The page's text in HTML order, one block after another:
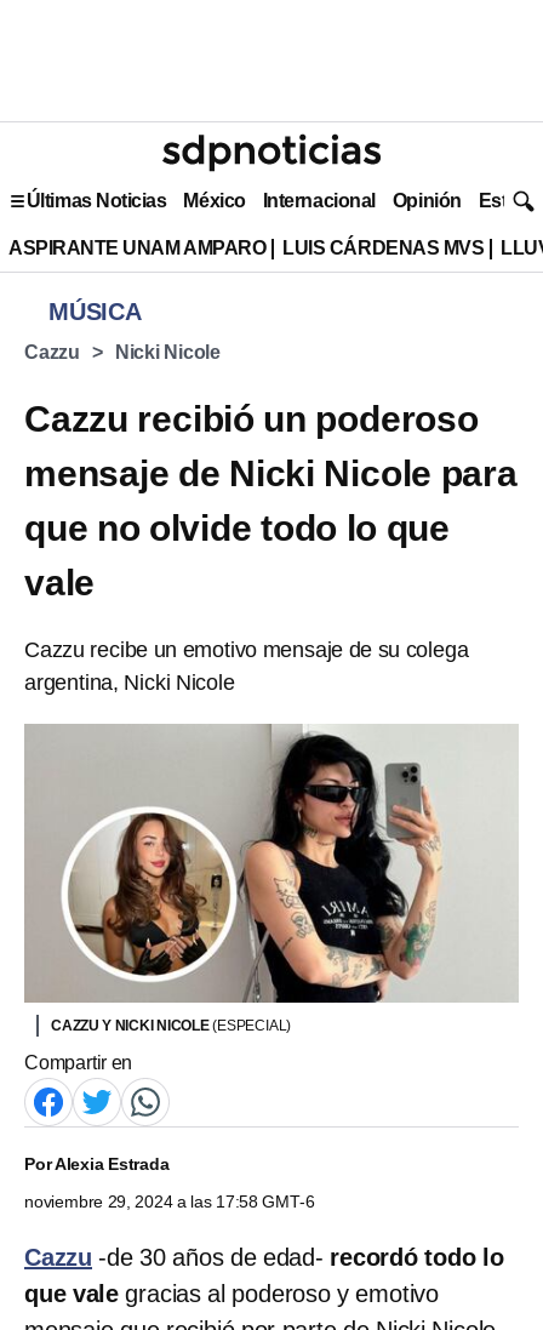
Últimas Noticias México Internacional Opinión Estilo
ASPIRANTE UNAM AMPARO LUIS CÁRDENAS MVS
MÚSICA
Cazzu Nicki Nicole
Cazzu recibió un poderoso
mensaje de Nicki Nicole para
que no olvide todo lo que
vale
Cazzu recibe un emotivo mensaje de su colega
argentina, Nicki Nicole
CAZZU Y NICKI NICOLE(ESPECIAL)
Compartir en
PorAlexia Estrada
noviembre 29, 2024 a las 17:58 GMT-6
Cazzu -de 30 años de edad- recordó todo lo
que vale gracias al poderoso y emotivo